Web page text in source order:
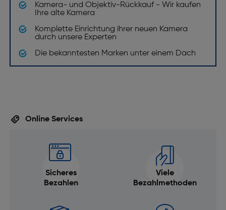
Kamera- und Objektiv-Rückkauf - Wir kaufen
Ihre alte Kamera
Komplette Einrichtung ihrer neuen Kamera
durch unsere Experten
Die bekanntesten Marken unter einem Dach
Online Services
Sicheres
Bezahlen
Viele
Bezahlmethoden